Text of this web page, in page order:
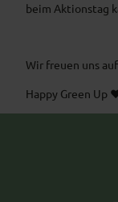
beim Aktionstag
Wir freuen uns
Happy Green Up